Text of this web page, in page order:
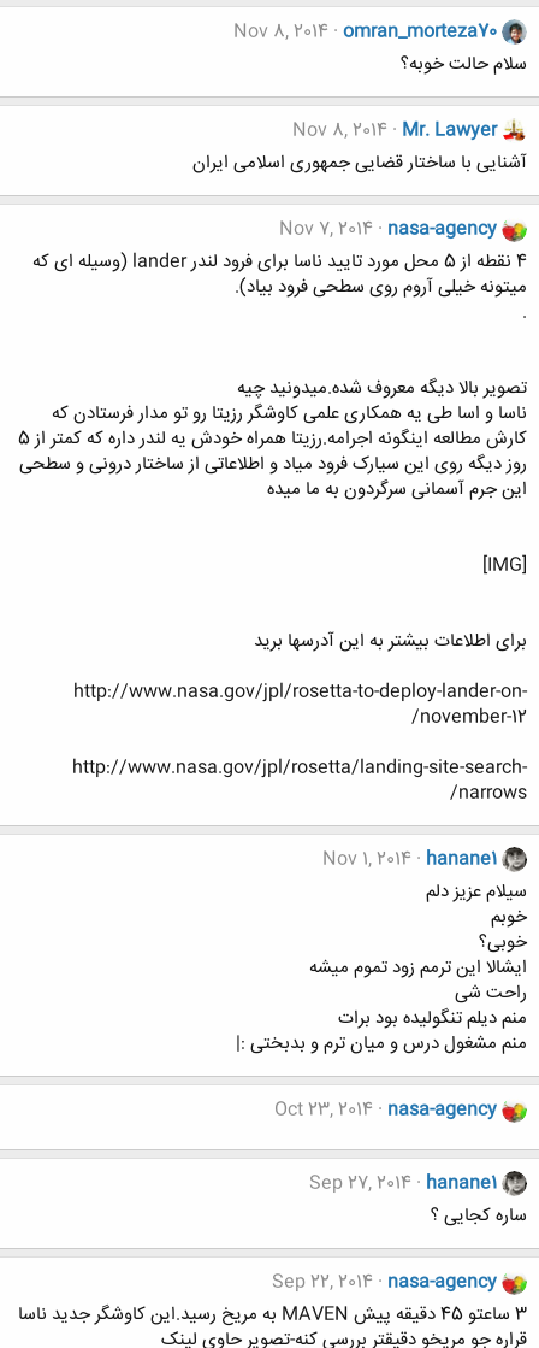
omran_morteza70
Nov 8, 2014
سلام حالت خوبه؟
Mr. Lawyer
Nov 8, 2014
آشنایی با ساختار قضایی جمهوری اسلامی ایران
nasa-agency
Nov 7, 2014
4 نقطه از 5 محل مورد تایید ناسا برای فرود لندر lander (وسیله ای که
میتونه خیلی آروم روی سطحی فرود بیاد).
.
تصویر بالا دیگه معروف شده.میدونید چیه
ناسا و اسا طی یه همکاری علمی کاوشگر رزیتا رو تو مدار فرستادن که
کارش مطالعه اینگونه اجرامه.رزیتا همراه خودش یه لندر داره که کمتر از 5
روز دیگه روی این سیارک فرود میاد و اطلاعاتی از ساختار درونی و سطحی
این جرم آسمانی سرگردون به ما میده
[IMG]
برای اطلاعات بیشتر به این آدرسها برید
http://www.nasa.gov/jpl/rosetta-to-deploy-lander-on-
november-12/
http://www.nasa.gov/jpl/rosetta/landing-site-search-
narrows/
hanane1
Nov 1, 2014
سیلام عزیز دلم
خوبم
خوبی؟
ایشالا این ترمم زود تموم میشه
راحت شی
منم دیلم تنگولیده بود برات
منم مشغول درس و میان ترم و بدبختی :|
nasa-agency
Oct 23, 2014
hanane1
Sep 27, 2014
ساره کجایی ؟
nasa-agency
Sep 22, 2014
3 ساعتو 45 دقیقه پیش MAVEN به مریخ رسید.این کاوشگر جدید ناسا
قراره جو مریخو دقیقتر بررسی کنه-تصویر حاوی لینک